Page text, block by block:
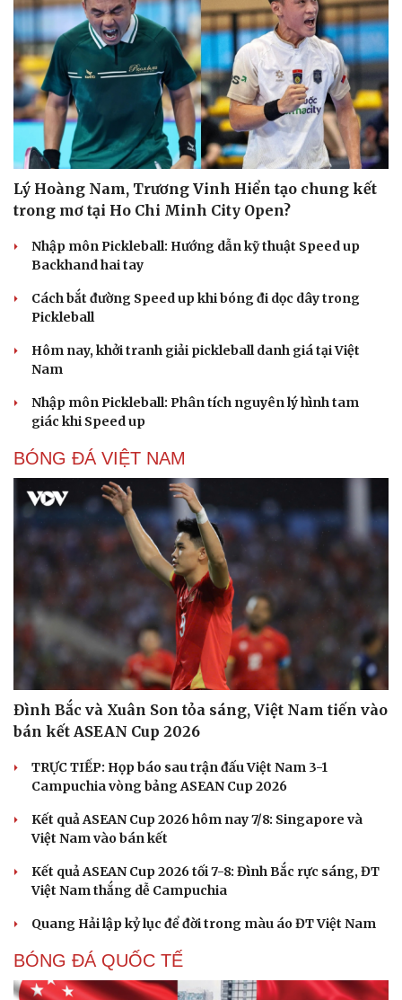
Cải chính
Lý Hoàng Nam, Trương Vinh Hiển tạo chung kết
trong mơ tại Ho Chi Minh City Open?
Nhập môn Pickleball: Hướng dẫn kỹ thuật Speed up
Backhand hai tay
Cách bắt đường Speed up khi bóng đi dọc dây trong
Pickleball
Hôm nay, khởi tranh giải pickleball danh giá tại Việt
Nam
Nhập môn Pickleball: Phân tích nguyên lý hình tam
giác khi Speed up
BÓNG ĐÁ VIỆT NAM
Đình Bắc và Xuân Son tỏa sáng, Việt Nam tiến vào
bán kết ASEAN Cup 2026
TRỰC TIẾP: Họp báo sau trận đấu Việt Nam 3-1
Campuchia vòng bảng ASEAN Cup 2026
Kết quả ASEAN Cup 2026 hôm nay 7/8: Singapore và
Việt Nam vào bán kết
Kết quả ASEAN Cup 2026 tối 7-8: Đình Bắc rực sáng, ĐT
Việt Nam thắng dễ Campuchia
Quang Hải lập kỷ lục để đời trong màu áo ĐT Việt Nam
BÓNG ĐÁ QUỐC TẾ